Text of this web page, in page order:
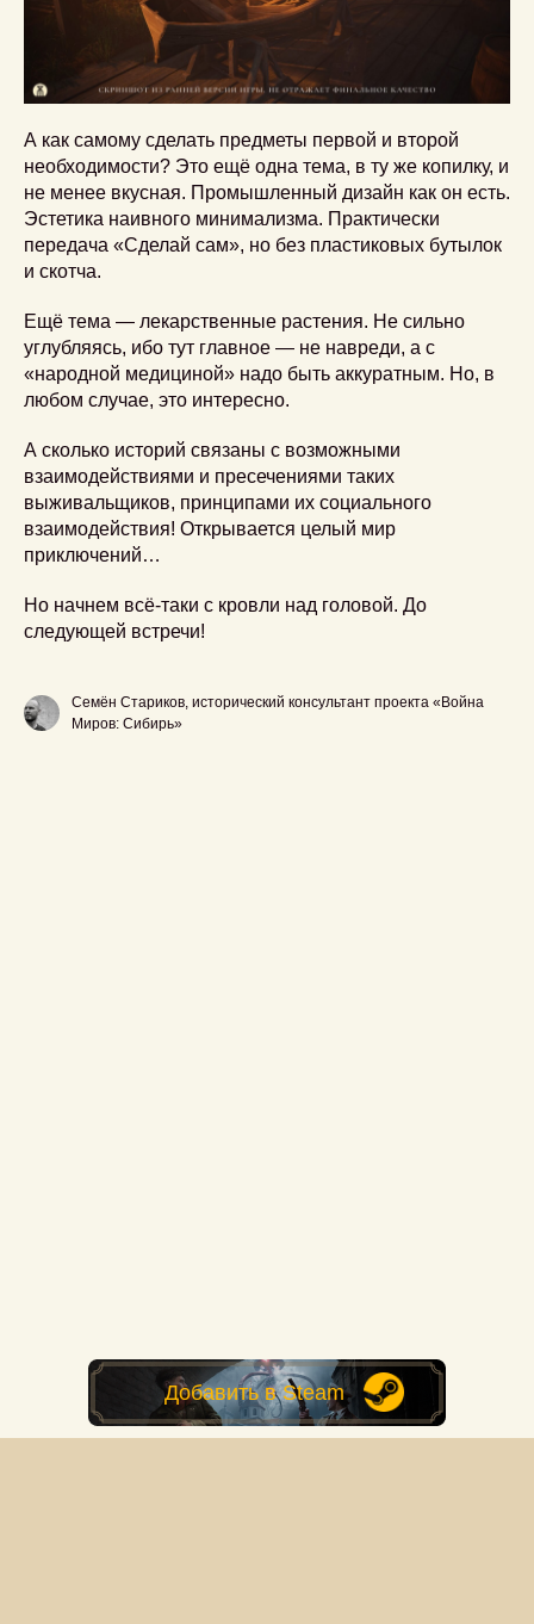
Добавить в Steam
А как самому сделать предметы первой и второй
необходимости? Это ещё одна тема, в ту же копилку, и
не менее вкусная. Промышленный дизайн как он есть.
Эстетика наивного минимализма. Практически
передача «Сделай сам», но без пластиковых бутылок
и скотча.
Ещё тема — лекарственные растения. Не сильно
углубляясь, ибо тут главное — не навреди, а с
«народной медициной» надо быть аккуратным. Но, в
любом случае, это интересно.
А сколько историй связаны с возможными
взаимодействиями и пресечениями таких
выживальщиков, принципами их социального
взаимодействия! Открывается целый мир
приключений…
Но начнем всё-таки с кровли над головой. До
следующей встречи!
Семён Стариков, исторический консультант проекта «Война
Миров: Сибирь»